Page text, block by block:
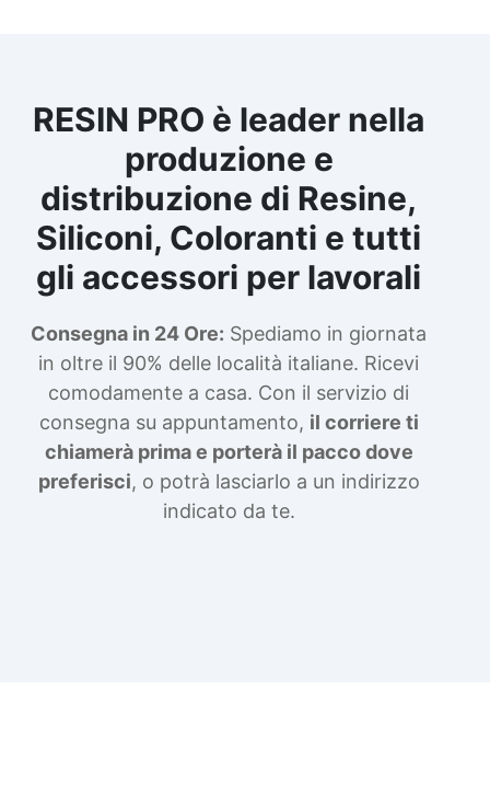
RESIN PRO è leader nella
produzione e
distribuzione di Resine,
Siliconi, Coloranti e tutti
gli accessori per lavorali
Consegna in 24 Ore: Spediamo in giornata
in oltre il 90% delle località italiane. Ricevi
comodamente a casa. Con il servizio di
consegna su appuntamento, il corriere ti
chiamerà prima e porterà il pacco dove
preferisci, o potrà lasciarlo a un indirizzo
indicato da te.